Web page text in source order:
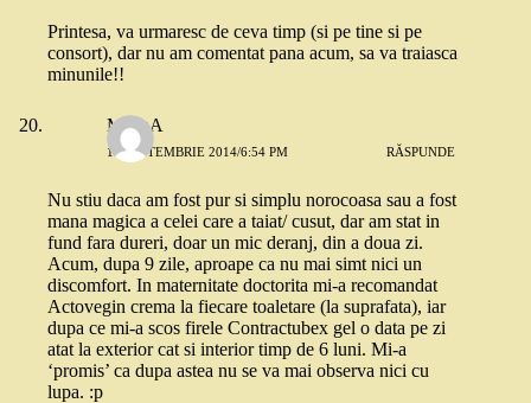
Printesa, va urmaresc de ceva timp (si pe tine si pe
consort), dar nu am comentat pana acum, sa va traiasca
minunile!!
MadaA
10 SEPTEMBRIE 2014/6:54 PM RĂSPUNDE
Nu stiu daca am fost pur si simplu norocoasa sau a fost
mana magica a celei care a taiat/ cusut, dar am stat in
fund fara dureri, doar un mic deranj, din a doua zi.
Acum, dupa 9 zile, aproape ca nu mai simt nici un
discomfort. In maternitate doctorita mi-a recomandat
Actovegin crema la fiecare toaletare (la suprafata), iar
dupa ce mi-a scos firele Contractubex gel o data pe zi
atat la exterior cat si interior timp de 6 luni. Mi-a
‘promis’ ca dupa astea nu se va mai observa nici cu
lupa. :p